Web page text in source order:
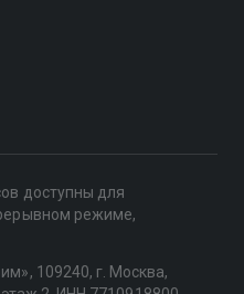
доступны для
режиме,
109240, г. Москва,